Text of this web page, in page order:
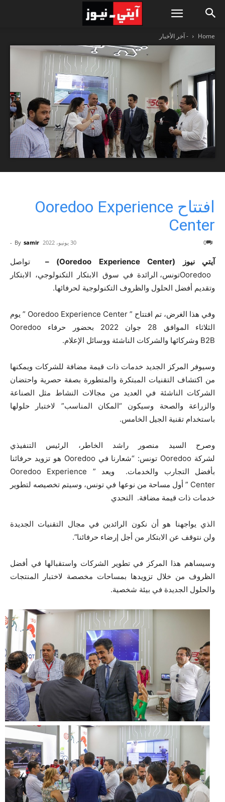
Home - آخر الأخبار
افتتاح Ooredoo Experience
Center
By samir
- 30 يونيو، 2022 0
آيتي نيوز (Ooredoo Experience Center) –
تواصل
Ooredooتونس، الرائدة في سوق الابتكار التكنولوجي، الابتكار
وتقديم أفضل الحلول والظروف التكنولوجية لحرفائها.
وفي هذا الغرض، تم افتتاح ” Ooredoo Experience Center ” يوم
الثلاثاء الموافق 28 جوان 2022 بحضور حرفاء Ooredoo
B2B وشركائها والشركات الناشئة ووسائل الإعلام.
وسيوفر المركز الجديد خدمات ذات قيمة مضافة للشركات ويمكنها
من اكتشاف التقنيات المبتكرة والمتطورة بصفة حصرية واحتضان
الشركات الناشئة في العديد من مجالات النشاط مثل الصناعة
والزراعة والصحة وسيكون “المكان المناسب” لاختبار حلولها
باستخدام تقنية الجيل الخامس.
وصرح السيد منصور راشد الخاطر، الرئيس التنفيذي
لشركة Ooredoo تونس: “شعارنا في Ooredoo هو تزويد حرفائنا
بأفضل التجارب والخدمات. ويعد ” Ooredoo Experience
Center ” أول مساحة من نوعها في تونس، وسيتم تخصيصه لتطوير
خدمات ذات قيمة مضافة. التحدي
الذي يواجهنا هو أن نكون الرائدين في مجال التقنيات الجديدة
ولن نتوقف عن الابتكار من أجل إرضاء حرفائنا”.
وسيساهم هذا المركز في تطوير الشركات واستقبالها في أفضل
الظروف من خلال تزويدها بمساحات مخصصة لاختبار المنتجات
والحلول الجديدة في بيئة شخصية.